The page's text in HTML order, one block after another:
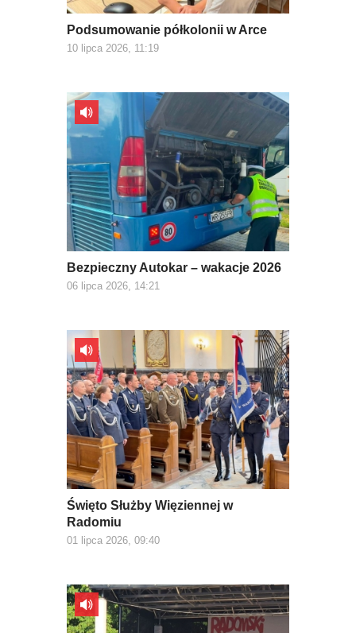
Podsumowanie półkolonii w Arce
10 lipca 2026, 11:19
Bezpieczny Autokar – wakacje 2026
06 lipca 2026, 14:21
Święto Służby Więziennej w
Radomiu
01 lipca 2026, 09:40